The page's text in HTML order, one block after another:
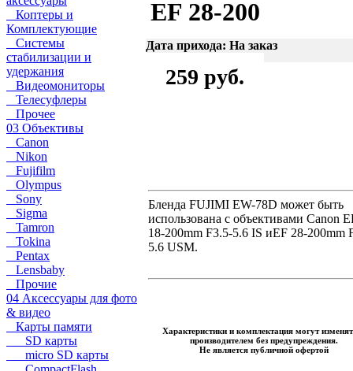
Коптеры и
Комплектующие
Системы
стабилизации и
удержания
Видеомониторы
Телесуфлеры
Прочее
03 Объективы
Canon
Nikon
Fujifilm
Olympus
Sony
Sigma
Tamron
Tokina
Pentax
Lensbaby
Прочие
04 Аксессуары для фото
& видео
Карты памяти
SD карты
micro SD карты
EF 28-200
Дата прихода: На заказ
259 руб.
Бленда FUJIMI EW-78D может быть
использована с объективами Canon
18-200mm F3.5-5.6 IS иEF 28-200mm
5.6 USM.
Характеристики и комплектация могут
производителем без предупреждения.
Не является публичной офертой